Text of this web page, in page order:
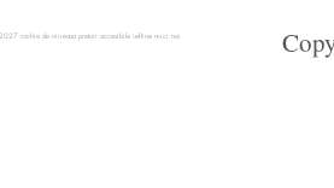
rochie de mireasa preturi accesibile ieftine mici noi